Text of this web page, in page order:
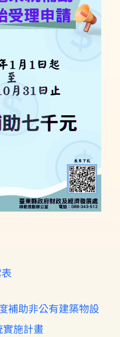
補助非公有建築物設
施計畫